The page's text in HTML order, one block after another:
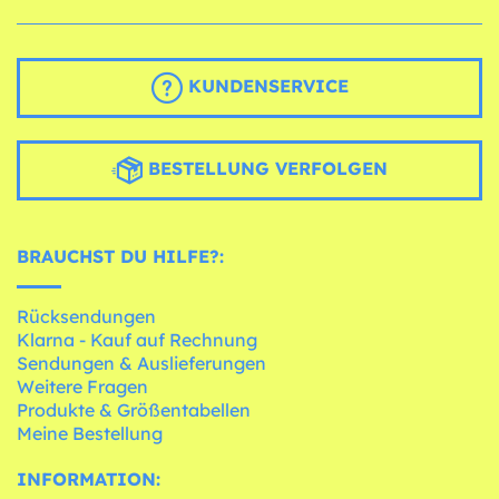
KUNDENSERVICE
BESTELLUNG VERFOLGEN
BRAUCHST DU HILFE?:
Rücksendungen
Klarna - Kauf auf Rechnung
Sendungen & Auslieferungen
Weitere Fragen
Produkte & Größentabellen
Meine Bestellung
INFORMATION: